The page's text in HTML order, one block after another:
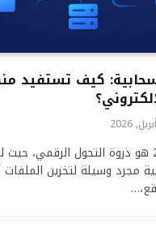
كيف تستفيد
يعتبر عام 2026 هو ذروة التحول الرقمي،
مجرد وسيلة لتخزين الملفات